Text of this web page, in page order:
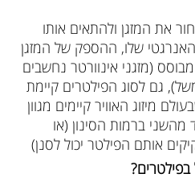
את המזגן ולהתאים אותו
שלו, ההספק של המזגן
(מזגני אינוורטר נחשבים
גם לסוג הפילטרים קיימת
מיזוג האוויר קיימים מגוון
מהשני ברמות הסינון (או
אותם הפילטר יכול לסנן)